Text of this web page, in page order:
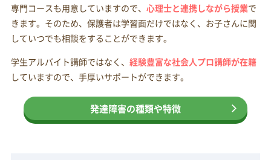
専門コースも用意していますので、 心理士と連携しながら授業で
きます。そのため、保護者は学習面だけではなく、お子さんに関
していつでも相談をすることができます。
学生アルバイト講師ではなく、 経験豊富な社会人プロ講師が在籍
していますので、手厚いサポートができます。
発達障害の種類や特徴